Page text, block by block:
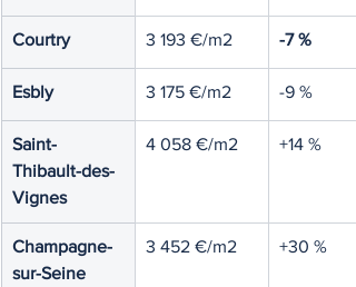
Courtry 3 193 €/m2 -7 %
Esbly 3 175 €/m2 -9 %
Saint-
Thibault-des-
Vignes
4 058 €/m2 +14 %
Champagne-
sur-Seine
3 452 €/m2 +30 %